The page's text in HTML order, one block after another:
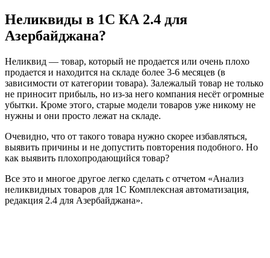
Неликвиды в 1С КА 2.4 для
Азербайджана?
Неликвид — товар, который не продается или очень плохо
продается и находится на складе более 3-6 месяцев (в
зависимости от категории товара). Залежалый товар не только
не приносит прибыль, но из-за него компания несёт огромные
убытки. Кроме этого, старые модели товаров уже никому не
нужны и они просто лежат на складе.
Очевидно, что от такого товара нужно скорее избавляться,
выявить причины и не допустить повторения подобного. Но
как выявить плохопродающийся товар?
Все это и многое другое легко сделать с отчетом «Анализ
неликвидных товаров для 1С Комплексная автоматизация,
редакция 2.4 для Азербайджана».